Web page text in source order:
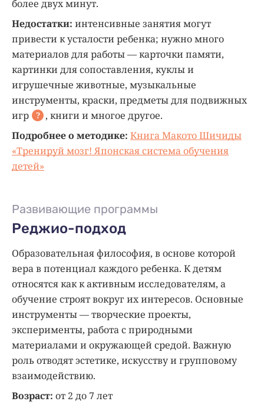
более двух минут.
Недостатки: интенсивные занятия могут
привести к усталости ребенка; нужно много
материалов для работы — карточки памяти,
картинки для сопоставления, куклы и
игрушечные животные, музыкальные
инструменты, краски, предметы для подвижных
игр
? , книги и многое другое.
Подробнее о методике: Книга Макото Шичиды
«Тренируй мозг! Японская система обучения
детей»
Развивающие программы
Реджио-подход
Образовательная философия, в основе которой
вера в потенциал каждого ребенка. К детям
относятся как к активным исследователям, а
обучение строят вокруг их интересов. Основные
инструменты — творческие проекты,
эксперименты, работа с природными
материалами и окружающей средой. Важную
роль отводят эстетике, искусству и групповому
взаимодействию.
Возраст: от 2 до 7 лет